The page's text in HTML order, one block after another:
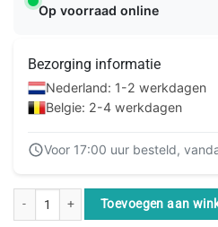
Op voorraad online
Bezorging informatie
Nederland: 1-2 werkdagen
Belgie: 2-4 werkdagen
Voor 17:00 uur besteld,
Equip 605503 netwerkkabel Grijs 0,25
Toevoegen aan